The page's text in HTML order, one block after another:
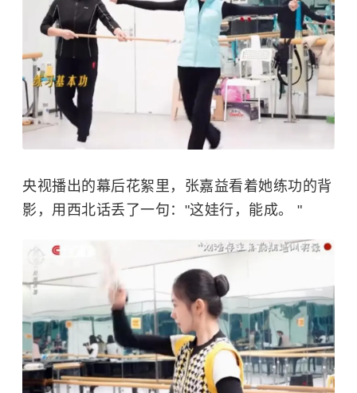
央视播出的幕后花絮里，张嘉益看着她练功的背
影，用西北话丢了一句："这娃行，能成。 "